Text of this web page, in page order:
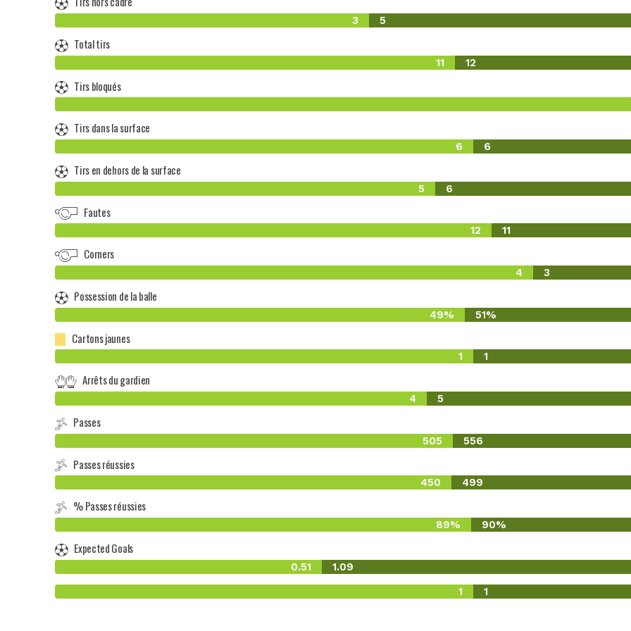
3 5
Total tirs
11 12
Tirs bloqués
Tirs dans la surface
6 6
Tirs en dehors de la surface
5 6
Fautes
12 11
Corners
4 3
Possession de la balle
49% 51%
Cartons jaunes
1 1
Arrêts du gardien
4 5
Passes
505 556
Passes réussies
450 499
% Passes réussies
89% 90%
Expected Goals
0.51
1.09
1
1